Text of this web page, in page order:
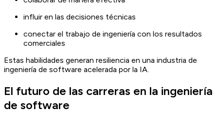
influir en las decisiones técnicas
conectar el trabajo de ingeniería con los resultados
comerciales
Estas habilidades generan resiliencia en una industria de
ingeniería de software acelerada por la IA.
El futuro de las carreras en la ingeniería
de software